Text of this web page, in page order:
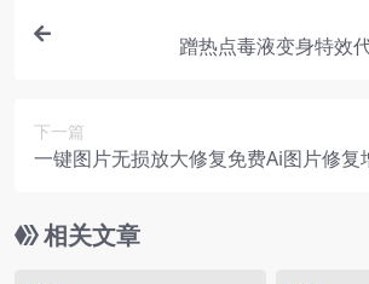
蹭热点毒液变身特效
下一篇
一键图片无损放大修复免费Ai图片修复
相关文章